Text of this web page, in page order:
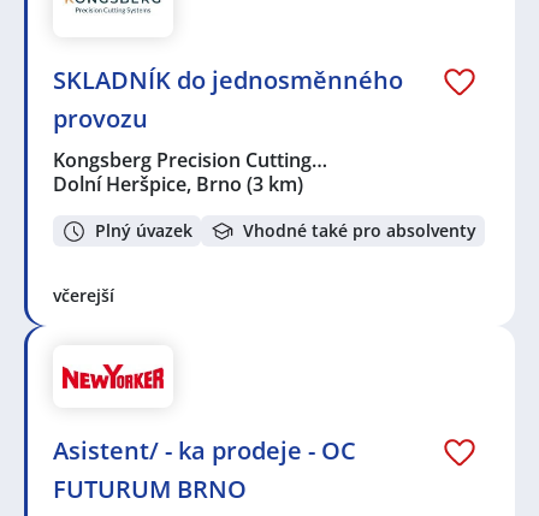
SKLADNÍK do jednosměnného
provozu
Kongsberg Precision Cutting…
Dolní Heršpice, Brno (3 km)
Plný úvazek Vhodné také pro absolventy
včerejší
Asistent/ - ka prodeje - OC
FUTURUM BRNO